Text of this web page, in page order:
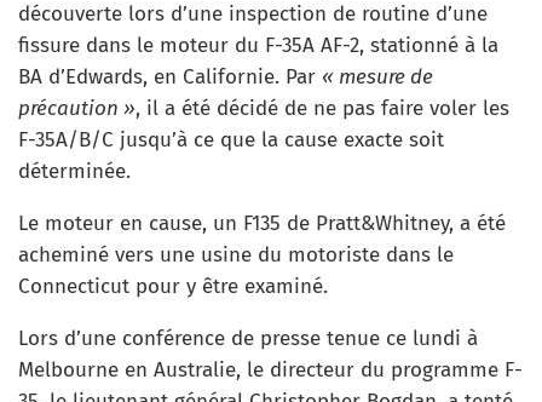
découverte lors d’une inspection de routine d’une
fissure dans le moteur du F-35A AF-2, stationné à la
BA d’Edwards, en Californie. Par « mesure de
précaution », il a été décidé de ne pas faire voler les
F-35A/B/C jusqu’à ce que la cause exacte soit
déterminée.
Le moteur en cause, un F135 de Pratt&Whitney, a été
acheminé vers une usine du motoriste dans le
Connecticut pour y être examiné.
Lors d’une conférence de presse tenue ce lundi à
Melbourne en Australie, le directeur du programme F-